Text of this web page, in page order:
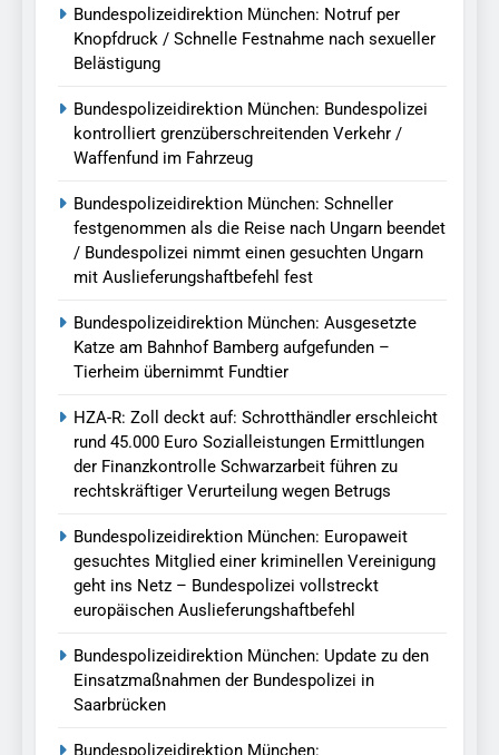
Bundespolizeidirektion München: Notruf per
Knopfdruck / Schnelle Festnahme nach sexueller
Belästigung
Bundespolizeidirektion München: Bundespolizei
kontrolliert grenzüberschreitenden Verkehr /
Waffenfund im Fahrzeug
Bundespolizeidirektion München: Schneller
festgenommen als die Reise nach Ungarn beendet
/ Bundespolizei nimmt einen gesuchten Ungarn
mit Auslieferungshaftbefehl fest
Bundespolizeidirektion München: Ausgesetzte
Katze am Bahnhof Bamberg aufgefunden –
Tierheim übernimmt Fundtier
HZA-R: Zoll deckt auf: Schrotthändler erschleicht
rund 45.000 Euro Sozialleistungen Ermittlungen
der Finanzkontrolle Schwarzarbeit führen zu
rechtskräftiger Verurteilung wegen Betrugs
Bundespolizeidirektion München: Europaweit
gesuchtes Mitglied einer kriminellen Vereinigung
geht ins Netz – Bundespolizei vollstreckt
europäischen Auslieferungshaftbefehl
Bundespolizeidirektion München: Update zu den
Einsatzmaßnahmen der Bundespolizei in
Saarbrücken